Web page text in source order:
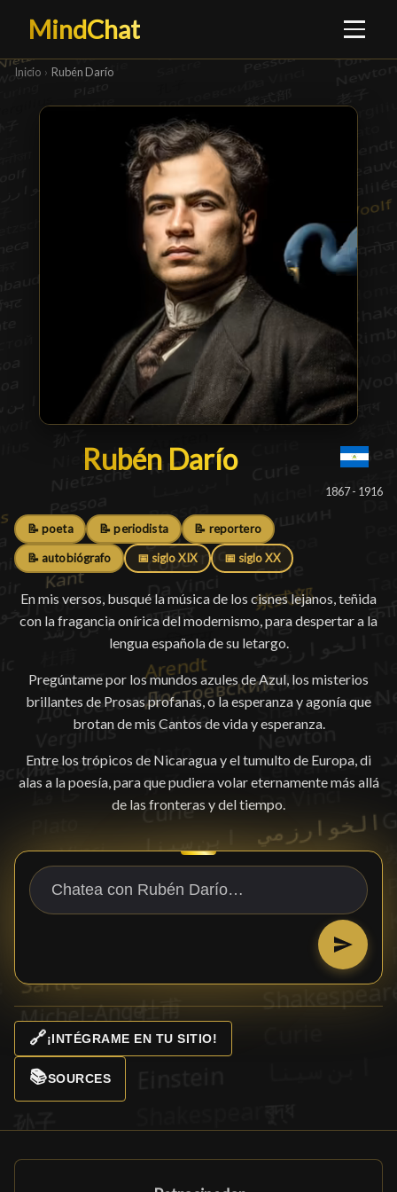
MindChat
Inicio › Rubén Darío
Rubén Darío
Rubén Darío█
1867 - 1916
📝 poeta 📝 periodista 📝 reportero
📝 autobiógrafo 📅 siglo XIX 📅 siglo XX
En mis versos, busqué la música de los cisnes lejanos, teñida
con la fragancia onírica del modernismo, para despertar a la
lengua española de su letargo.
Pregúntame por los mundos azules de Azul, los misterios
brillantes de Prosas profanas, o la esperanza y agonía que
brotan de mis Cantos de vida y esperanza.
Entre los trópicos de Nicaragua y el tumulto de Europa, di
alas a la poesía, para que pudiera volar eternamente más allá
de las fronteras y del tiempo.
🔗¡INTÉGRAME EN TU SITIO!
📚SOURCES